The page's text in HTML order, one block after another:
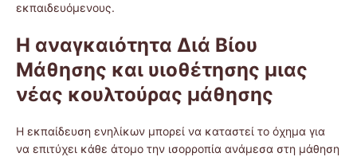
εκπαιδευόμενους.
Η αναγκαιότητα Διά Βίου
Μάθησης και υιοθέτησης μιας
νέας κουλτούρας μάθησης
Η εκπαίδευση ενηλίκων μπορεί να καταστεί το όχημα για
να επιτύχει κάθε άτομο την ισορροπία ανάμεσα στη μάθηση